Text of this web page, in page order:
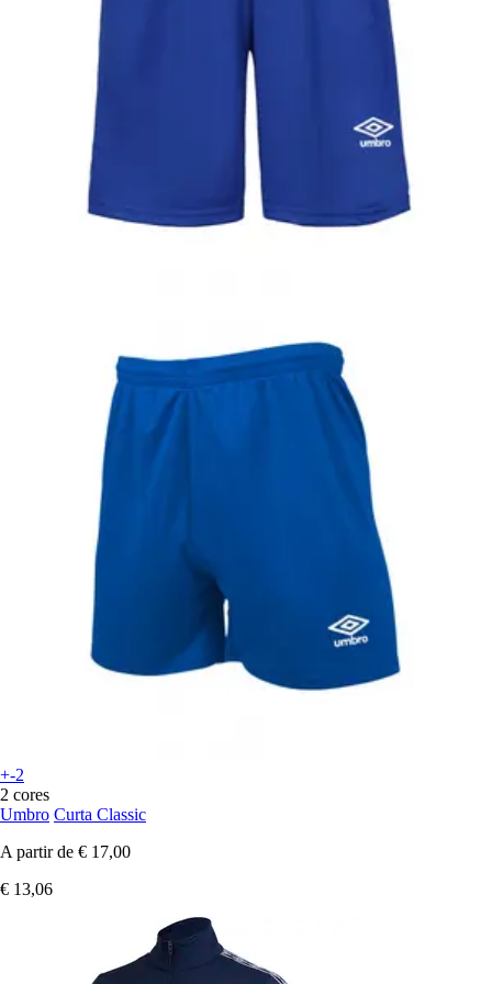
+-2
2 cores
Umbro Curta Classic
A partir de € 17,00
€ 13,06